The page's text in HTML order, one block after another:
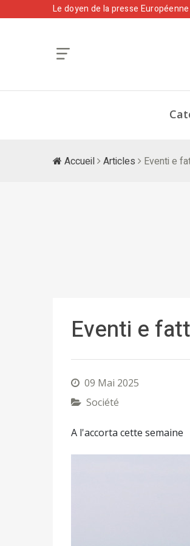
Le doyen de la presse Européenne
Accueil Articles Eventi e
Eventi e
09 Mai 2025
Société
A l'accorta cette semaine